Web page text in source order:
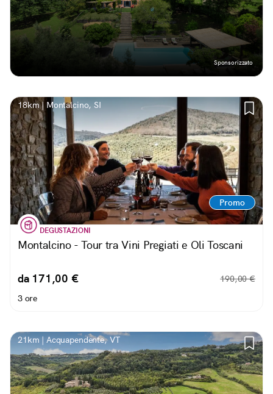
Sponsorizzato
18km | Montalcino, SI
Promo
DEGUSTAZIONI
Montalcino - Tour tra Vini Pregiati e Oli Toscani
da 171,00 €
190,00 €
3 ore
21km | Acquapendente, VT